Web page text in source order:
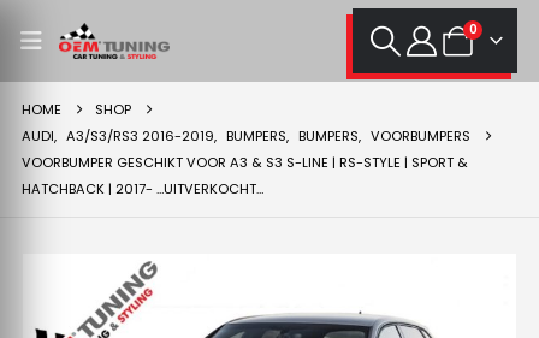
0
HOME
SHOP
AUDI, A3/S3/RS3 2016-2019, BUMPERS, BUMPERS, VOORBUMPERS
VOORBUMPER GESCHIKT VOOR A3 & S3 S-LINE | RS-STYLE | SPORT &
HATCHBACK | 2017- …UITVERKOCHT…